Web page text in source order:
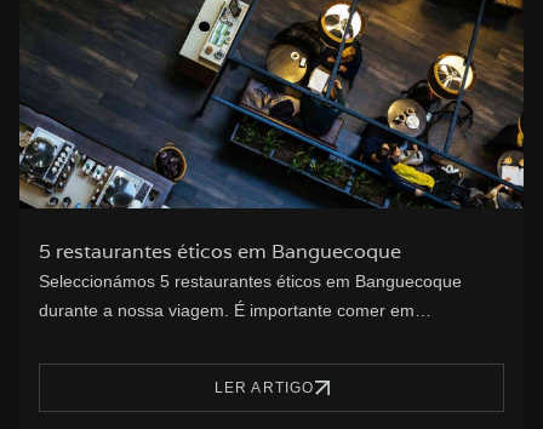
O que é o ecoturismo – Definição e benefícios
para o turismo
O ecoturismo é um dos assuntos mais importantes da
LER ARTIGO